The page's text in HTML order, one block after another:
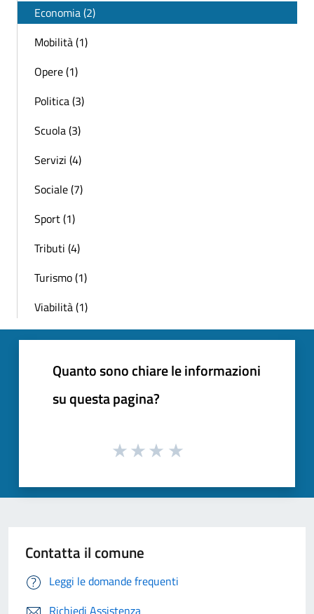
Economia (2)
Mobilità (1)
Opere (1)
Politica (3)
Scuola (3)
Servizi (4)
Sociale (7)
Sport (1)
Tributi (4)
Turismo (1)
Viabilità (1)
Quanto sono chiare le informazioni
su questa pagina?
Contatta il comune
Leggi le domande frequenti